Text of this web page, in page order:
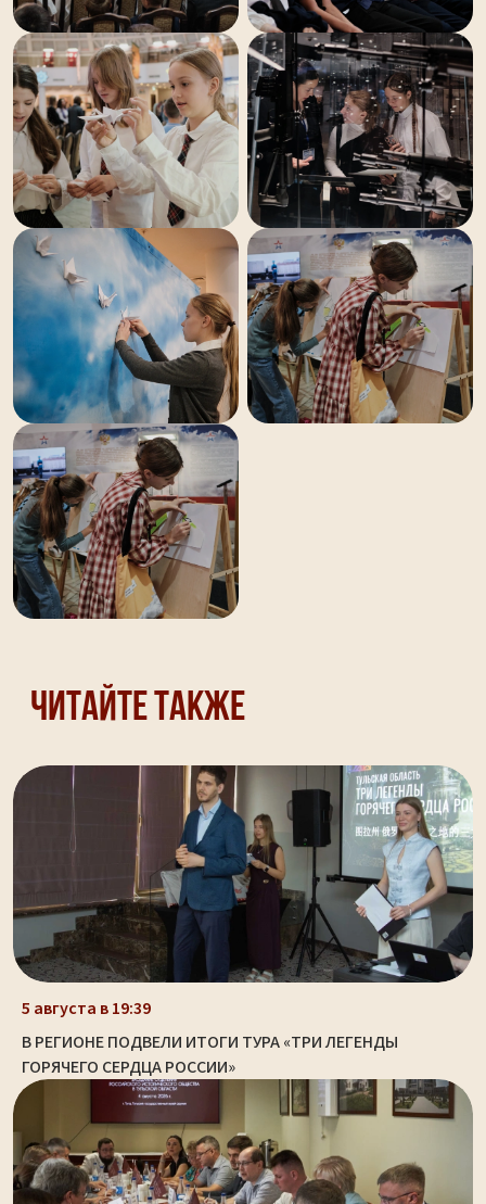
Читайте также
5 августа в 19:39
В РЕГИОНЕ ПОДВЕЛИ ИТОГИ ТУРА «ТРИ ЛЕГЕНДЫ
ГОРЯЧЕГО СЕРДЦА РОССИИ»